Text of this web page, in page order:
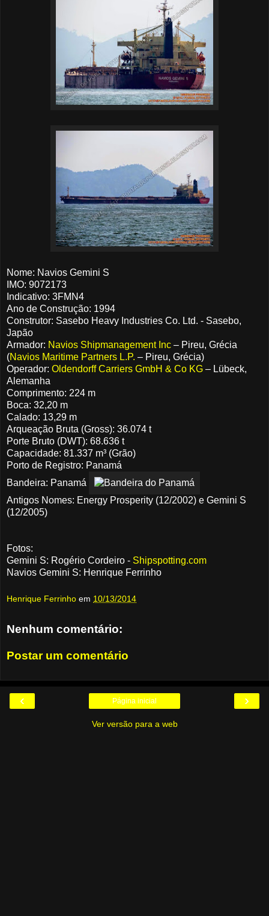
Nome: Navios Gemini S
IMO: 9072173
Indicativo: 3FMN4
Ano de Construção: 1994
Construtor: Sasebo Heavy Industries Co. Ltd. - Sasebo,
Japão
Armador: Navios Shipmanagement Inc – Pireu, Grécia
(Navios Maritime Partners L.P. – Pireu, Grécia)
Operador: Oldendorff Carriers GmbH & Co KG – Lübeck,
Alemanha
Comprimento: 224 m
Boca: 32,20 m
Calado: 13,29 m
Arqueação Bruta (Gross): 36.074 t
Porte Bruto (DWT): 68.636 t
Capacidade: 81.337 m³ (Grão)
Porto de Registro: Panamá
Bandeira: Panamá
Antigos Nomes: Energy Prosperity (12/2002) e Gemini S
(12/2005)
Fotos:
Gemini S: Rogério Cordeiro - Shipspotting.com
Navios Gemini S: Henrique Ferrinho
Henrique Ferrinho em 10/13/2014
Nenhum comentário:
Postar um comentário
‹ ›
Página inicial
Ver versão para a web